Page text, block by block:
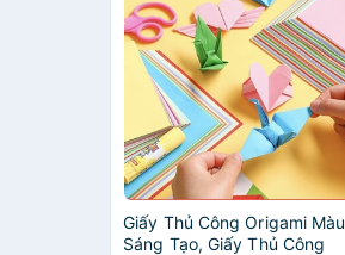
Giấy Thủ Công Origami Màu
Sáng Tạo, Giấy Thủ Công